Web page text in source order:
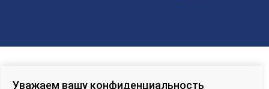
Уважаем вашу конфиденциальность